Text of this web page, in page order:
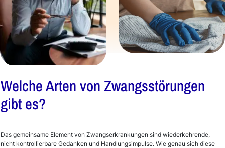
Welche Arten von Zwangsstörungen
gibt es?
Das gemeinsame Element von Zwangserkrankungen sind wiederkehrende,
nicht kontrollierbare Gedanken und Handlungsimpulse. Wie genau sich diese